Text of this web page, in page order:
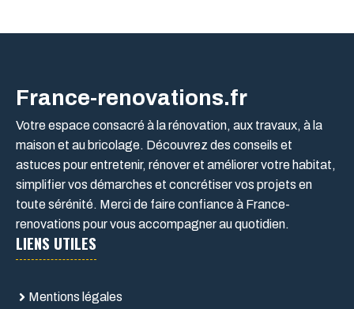
France-renovations.fr
Votre espace consacré à la rénovation, aux travaux, à la
maison et au bricolage. Découvrez des conseils et
astuces pour entretenir, rénover et améliorer votre habitat,
simplifier vos démarches et concrétiser vos projets en
toute sérénité. Merci de faire confiance à France-
renovations pour vous accompagner au quotidien.
LIENS UTILES
Mentions légales